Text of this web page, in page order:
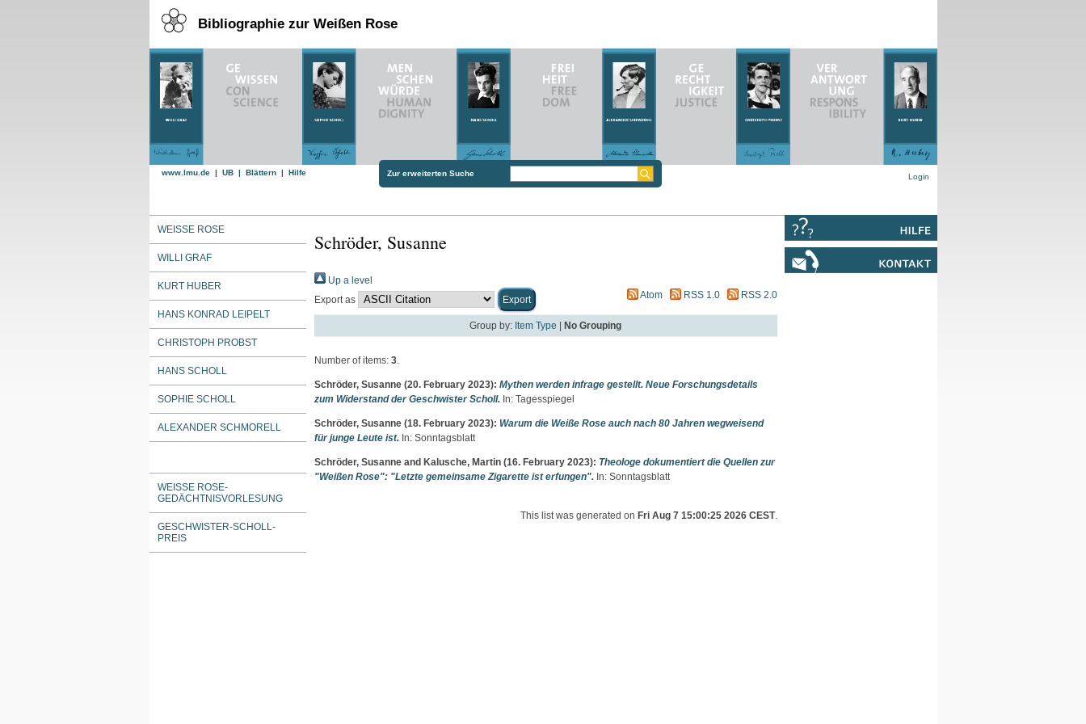
Bibliographie zur Weißen Rose
www.lmu.de| UB| Blättern| Hilfe Zur erweiterten Suche Login
WEISSE ROSE
WILLI GRAF
KURT HUBER
HANS KONRAD LEIPELT
CHRISTOPH PROBST
HANS SCHOLL
SOPHIE SCHOLL
ALEXANDER SCHMORELL
WEISSE ROSE-G
EDÄCHTNISVORLESUNG
GESCHWISTER-SCHOLL-
PREIS
Schröder, Susanne
Up a level
Export as
Atom RSS 1.0 RSS 2.0
Group by: Item Type No Grouping
Number of items: 3.
Schröder, Susanne (20. February 2023): Mythen werden infrage gestellt. Neue Forschungsdetails
zum Widerstand der Geschwister Scholl.In: Tagesspiegel
Schröder, Susanne (18. February 2023): Warum die Weiße Rose auch nach 80 Jahren wegweisend
für junge Leute ist. In: Sonntagsblatt
Schröder, Susanneand Kalusche, Martin (16. February 2023): Theologe dokumentiert die Quellen zur
"Weißen Rose": "Letzte gemeinsame Zigarette ist erfungen". In: Sonntagsblatt
This list was generated on Fri Aug 7 15:00:25 2026 CEST.